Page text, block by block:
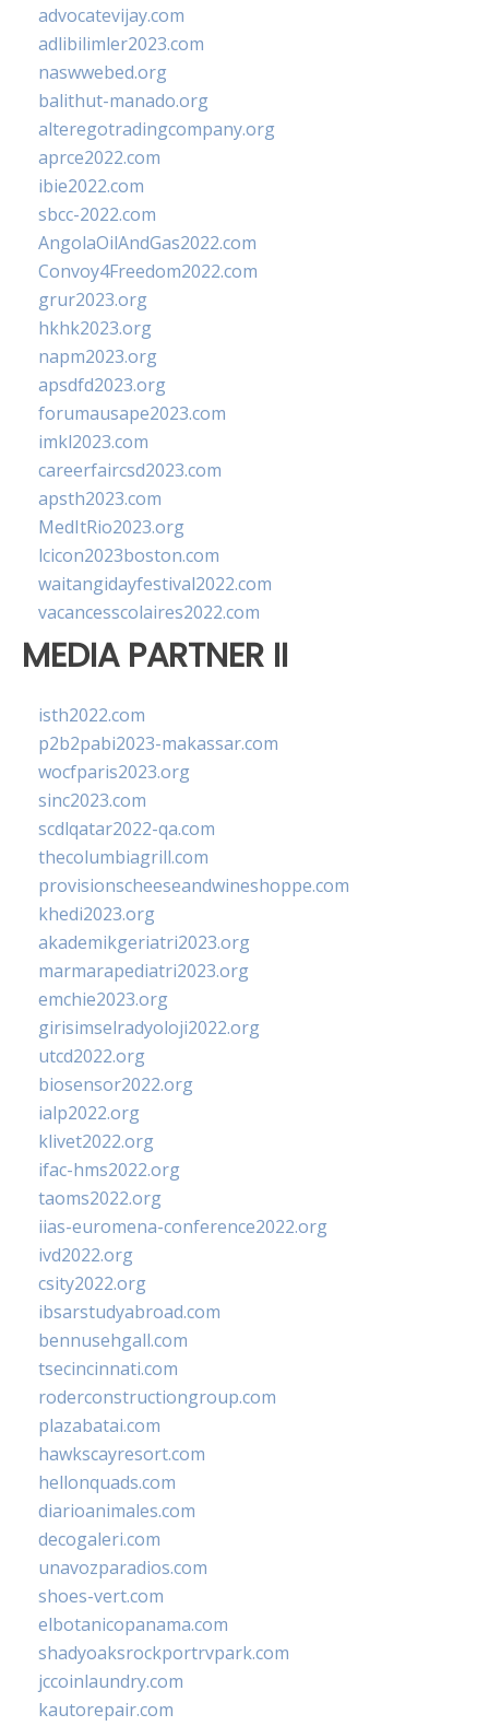
advocatevijay.com
adlibilimler2023.com
naswwebed.org
balithut-manado.org
alteregotradingcompany.org
aprce2022.com
ibie2022.com
sbcc-2022.com
AngolaOilAndGas2022.com
Convoy4Freedom2022.com
grur2023.org
hkhk2023.org
napm2023.org
apsdfd2023.org
forumausape2023.com
imkl2023.com
careerfaircsd2023.com
apsth2023.com
MedItRio2023.org
lcicon2023boston.com
waitangidayfestival2022.com
vacancesscolaires2022.com
MEDIA PARTNER II
isth2022.com
p2b2pabi2023-makassar.com
wocfparis2023.org
sinc2023.com
scdlqatar2022-qa.com
thecolumbiagrill.com
provisionscheeseandwineshoppe.com
khedi2023.org
akademikgeriatri2023.org
marmarapediatri2023.org
emchie2023.org
girisimselradyoloji2022.org
utcd2022.org
biosensor2022.org
ialp2022.org
klivet2022.org
ifac-hms2022.org
taoms2022.org
iias-euromena-conference2022.org
ivd2022.org
csity2022.org
ibsarstudyabroad.com
bennusehgall.com
tsecincinnati.com
roderconstructiongroup.com
plazabatai.com
hawkscayresort.com
hellonquads.com
diarioanimales.com
decogaleri.com
unavozparadios.com
shoes-vert.com
elbotanicopanama.com
shadyoaksrockportrvpark.com
jccoinlaundry.com
kautorepair.com